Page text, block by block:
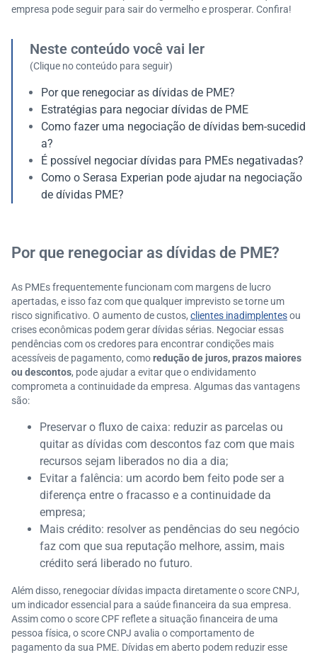
empresa pode seguir para sair do vermelho e prosperar. Confira!
Neste conteúdo você vai ler
(Clique no conteúdo para seguir)
Por que renegociar as dívidas de PME?
Estratégias para negociar dívidas de PME
Como fazer uma negociação de dívidas bem-sucedid
a?
É possível negociar dívidas para PMEs negativadas?
Como o Serasa Experian pode ajudar na negociação
de dívidas PME?
Por que renegociar as dívidas de PME?
As PMEs frequentemente funcionam com margens de lucro
apertadas, e isso faz com que qualquer imprevisto se torne um
risco significativo. O aumento de custos, clientes inadimplentesou
crises econômicas podem gerar dívidas sérias. Negociar essas
pendências com os credores para encontrar condições mais
acessíveis de pagamento, comoredução de juros, prazos maiores
ou descontos, pode ajudar a evitar que o endividamento
comprometa a continuidade da empresa. Algumas das vantagens
são:
Preservar o fluxo de caixa: reduzir as parcelas ou
quitar as dívidas com descontos faz com que mais
recursos sejam liberados no dia a dia;
Evitar a falência: um acordo bem feito pode ser a
diferença entre o fracasso e a continuidade da
empresa;
Mais crédito: resolver as pendências do seu negócio
faz com que sua reputação melhore, assim, mais
crédito será liberado no futuro.
Além disso, renegociar dívidas impacta diretamente o score CNPJ,
um indicador essencial para a saúde financeira da sua empresa.
Assim como o score CPF reflete a situação financeira de uma
pessoa física, o score CNPJ avalia o comportamento de
pagamento da sua PME. Dívidas em aberto podem reduzir esse